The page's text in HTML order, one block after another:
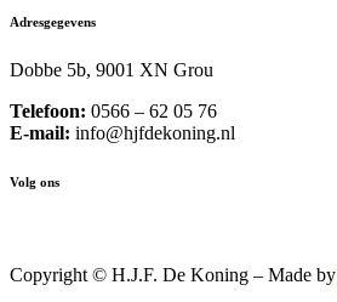
Adresgegevens
Dobbe 5b, 9001 XN Grou
Telefoon: 0566 – 62 05 76
E-mail: info@hjfdekoning.nl
Volg ons
Copyright © H.J.F. De Koning – Made by